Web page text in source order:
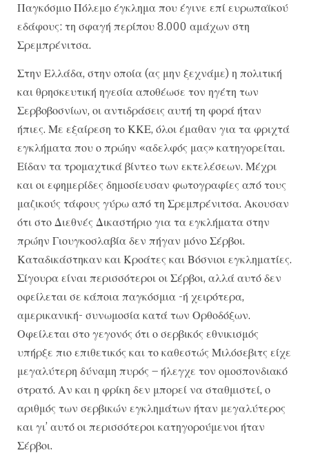
Παγκόσμιο Πόλεμο έγκλημα που έγινε επί ευρωπαϊκού
εδάφους: τη σφαγή περίπου 8.000 αμάχων στη
Σρεμπρένιτσα.
Στην Ελλάδα, στην οποία (ας μην ξεχνάμε) η πολιτική
και θρησκευτική ηγεσία αποθέωσε τον ηγέτη των
Σερβοβοσνίων, οι αντιδράσεις αυτή τη φορά ήταν
ήπιες. Με εξαίρεση το ΚΚΕ, όλοι έμαθαν για τα φριχτά
εγκλήματα που ο πρώην «αδελφός μας» κατηγορείται.
Είδαν τα τρομαχτικά βίντεο των εκτελέσεων. Μέχρι
και οι εφημερίδες δημοσίευσαν φωτογραφίες από τους
μαζικούς τάφους γύρω από τη Σρεμπρένιτσα. Ακουσαν
ότι στο Διεθνές Δικαστήριο για τα εγκλήματα στην
πρώην Γιουγκοσλαβία δεν πήγαν μόνο Σέρβοι.
Καταδικάστηκαν και Κροάτες και Βόσνιοι εγκληματίες.
Σίγουρα είναι περισσότεροι οι Σέρβοι, αλλά αυτό δεν
οφείλεται σε κάποια παγκόσμια -ή χειρότερα,
αμερικανική- συνωμοσία κατά των Ορθοδόξων.
Οφείλεται στο γεγονός ότι ο σερβικός εθνικισμός
υπήρξε πιο επιθετικός και το καθεστώς Μιλόσεβιτς είχε
μεγαλύτερη δύναμη πυρός – ήλεγχε τον ομοσπονδιακό
στρατό. Αν και η φρίκη δεν μπορεί να σταθμιστεί, ο
αριθμός των σερβικών εγκλημάτων ήταν μεγαλύτερος
και γι’ αυτό οι περισσότεροι κατηγορούμενοι ήταν
Σέρβοι.